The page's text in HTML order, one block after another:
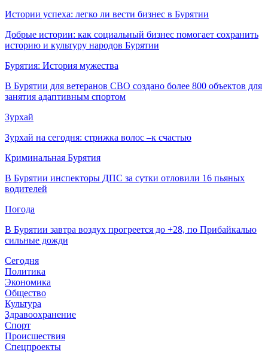
Истории успеха: легко ли вести бизнес в Бурятии
Добрые истории: как социальный бизнес помогает сохранить
историю и культуру народов Бурятии
Бурятия: История мужества
В Бурятии для ветеранов СВО создано более 800 объектов для
занятия адаптивным спортом
Зурхай
Зурхай на сегодня: стрижка волос –к счастью
Криминальная Бурятия
В Бурятии инспекторы ДПС за сутки отловили 16 пьяных
водителей
Погода
В Бурятии завтра воздух прогреется до +28, по Прибайкалью
сильные дожди
Сегодня
Политика
Экономика
Общество
Культура
Здравоохранение
Спорт
Происшествия
Спецпроекты